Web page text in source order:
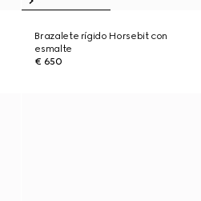
Brazalete rígido Horsebit con
esmalte
€ 650